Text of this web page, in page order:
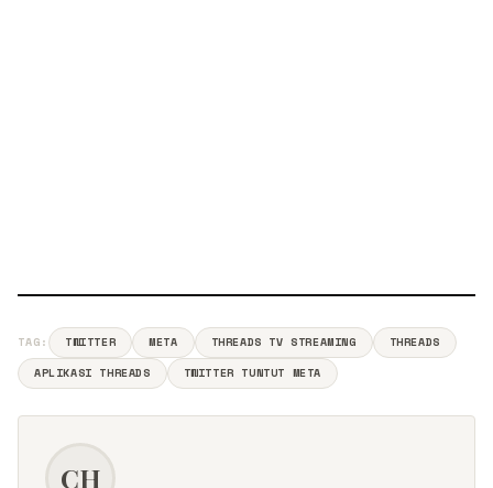
TAG: TWITTER META THREADS TV STREAMING
THREADS
APLIKASI THREADS
TWITTER TUNTUT META
CH